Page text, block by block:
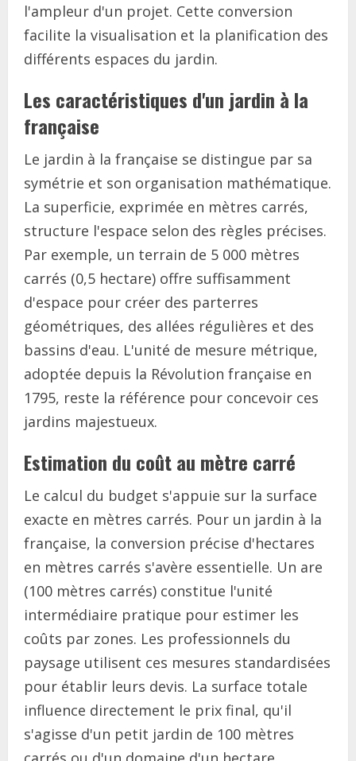
l'ampleur d'un projet. Cette conversion
facilite la visualisation et la planification des
différents espaces du jardin.
Les caractéristiques d'un jardin à la
française
Le jardin à la française se distingue par sa
symétrie et son organisation mathématique.
La superficie, exprimée en mètres carrés,
structure l'espace selon des règles précises.
Par exemple, un terrain de 5 000 mètres
carrés (0,5 hectare) offre suffisamment
d'espace pour créer des parterres
géométriques, des allées régulières et des
bassins d'eau. L'unité de mesure métrique,
adoptée depuis la Révolution française en
1795, reste la référence pour concevoir ces
jardins majestueux.
Estimation du coût au mètre carré
Le calcul du budget s'appuie sur la surface
exacte en mètres carrés. Pour un jardin à la
française, la conversion précise d'hectares
en mètres carrés s'avère essentielle. Un are
(100 mètres carrés) constitue l'unité
intermédiaire pratique pour estimer les
coûts par zones. Les professionnels du
paysage utilisent ces mesures standardisées
pour établir leurs devis. La surface totale
influence directement le prix final, qu'il
s'agisse d'un petit jardin de 100 mètres